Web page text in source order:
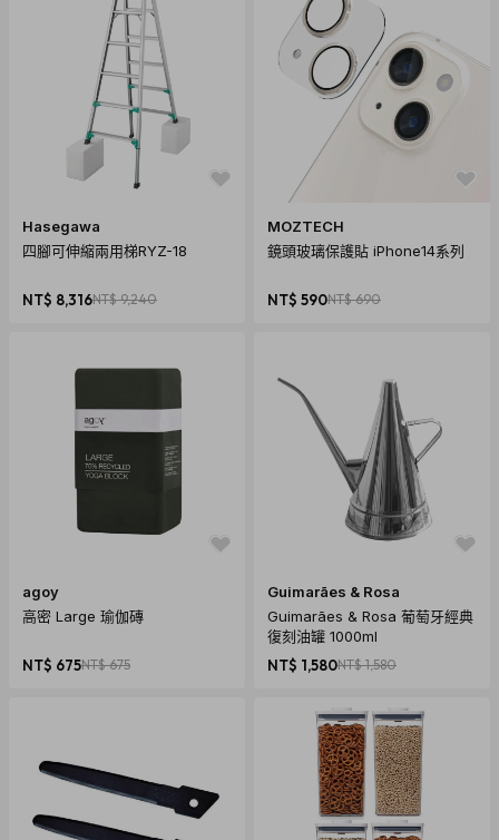
上圖為參考圖，實際出貨為霧面黑色為主
Hasegawa
四腳可伸縮兩用梯RYZ-18
NT$ 8,316NT$ 9,240
MOZTECH
鏡頭玻璃保護貼 iPhone14系列
NT$ 590NT$ 690
agoy
高密 Large 瑜伽磚
NT$ 675NT$ 675
Guimarães & Rosa
Guimarães & Rosa 葡萄牙經典
復刻油罐 1000ml
NT$ 1,580NT$ 1,580